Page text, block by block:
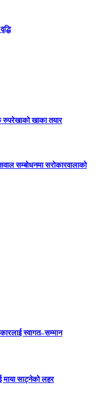
रुपरेखाको खाका तयार
सम्बोधनमा सरोकारवालाको
स्वागत–सम्मान
माया साट्नेको लहर